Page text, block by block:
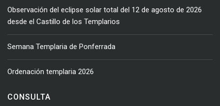
Observación del eclipse solar total del 12 de agosto de 2026
desde el Castillo de los Templarios
Semana Templaria de Ponferrada
Ordenación templaria 2026
CONSULTA